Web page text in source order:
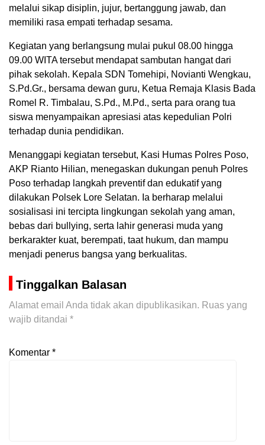
melalui sikap disiplin, jujur, bertanggung jawab, dan
memiliki rasa empati terhadap sesama.
Kegiatan yang berlangsung mulai pukul 08.00 hingga
09.00 WITA tersebut mendapat sambutan hangat dari
pihak sekolah. Kepala SDN Tomehipi, Novianti Wengkau,
S.Pd.Gr., bersama dewan guru, Ketua Remaja Klasis Bada
Romel R. Timbalau, S.Pd., M.Pd., serta para orang tua
siswa menyampaikan apresiasi atas kepedulian Polri
terhadap dunia pendidikan.
Menanggapi kegiatan tersebut, Kasi Humas Polres Poso,
AKP Rianto Hilian, menegaskan dukungan penuh Polres
Poso terhadap langkah preventif dan edukatif yang
dilakukan Polsek Lore Selatan. Ia berharap melalui
sosialisasi ini tercipta lingkungan sekolah yang aman,
bebas dari bullying, serta lahir generasi muda yang
berkarakter kuat, berempati, taat hukum, dan mampu
menjadi penerus bangsa yang berkualitas.
Tinggalkan Balasan
Alamat email Anda tidak akan dipublikasikan. Ruas yang
wajib ditandai *
Komentar *